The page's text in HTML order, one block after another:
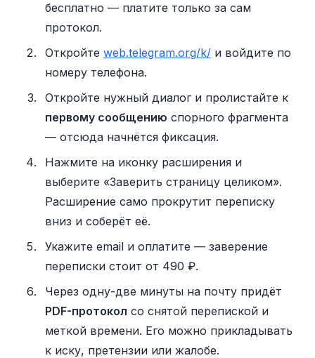
бесплатно — платите только за сам
протокол.
Откройте web.telegram.org/k/ и войдите по
номеру телефона.
Откройте нужный диалог и пролистайте к
первому сообщению спорного фрагмента
— отсюда начнётся фиксация.
Нажмите на иконку расширения и
выберите «Заверить страницу целиком».
Расширение само прокрутит переписку
вниз и соберёт её.
Укажите email и оплатите — заверение
переписки стоит от 490 ₽.
Через одну-две минуты на почту придёт
PDF-протокол со снятой перепиской и
меткой времени. Его можно прикладывать
к иску, претензии или жалобе.